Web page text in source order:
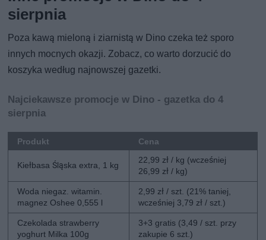
sierpnia
Poza kawą mieloną i ziarnistą w Dino czeka też sporo
innych mocnych okazji. Zobacz, co warto dorzucić do
koszyka według najnowszej gazetki.
Najciekawsze promocje w Dino - gazetka do 4
sierpnia
Produkt Cena
Kiełbasa Śląska extra, 1 kg
22,99 zł / kg (wcześniej
26,99 zł / kg)
Woda niegaz. witamin.
magnez Oshee 0,555 l
2,99 zł / szt. (21% taniej,
wcześniej 3,79 zł / szt.)
Czekolada strawberry
yoghurt Milka 100g
3+3 gratis (3,49 / szt. przy
zakupie 6 szt.)